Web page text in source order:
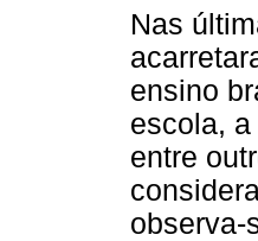
Nas
ensino
escola,
entre
observa-